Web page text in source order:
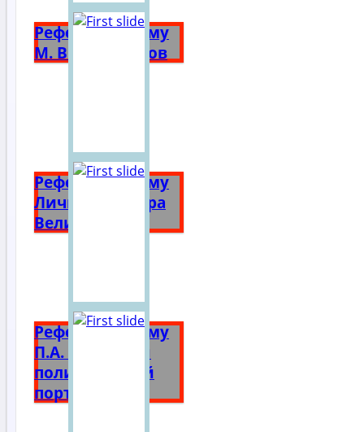
Реферат на тему
М. В. Ломоносов
Реферат на тему
Личность Петра
Великого
Реферат на тему
П.А. Столыпин
политический
портрет